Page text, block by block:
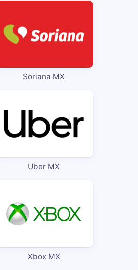
Soriana MX
Uber MX
Xbox MX